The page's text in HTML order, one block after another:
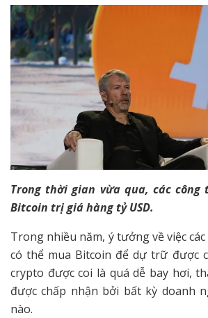
Trong thời gian vừa qua, các công
Bitcoin trị giá hàng tỷ USD.
Trong nhiều năm, ý tưởng về việc
có thể mua Bitcoin để dự trữ được
crypto được coi là quá dễ bay hơi,
được chấp nhận bởi bất kỳ doanh
nào.